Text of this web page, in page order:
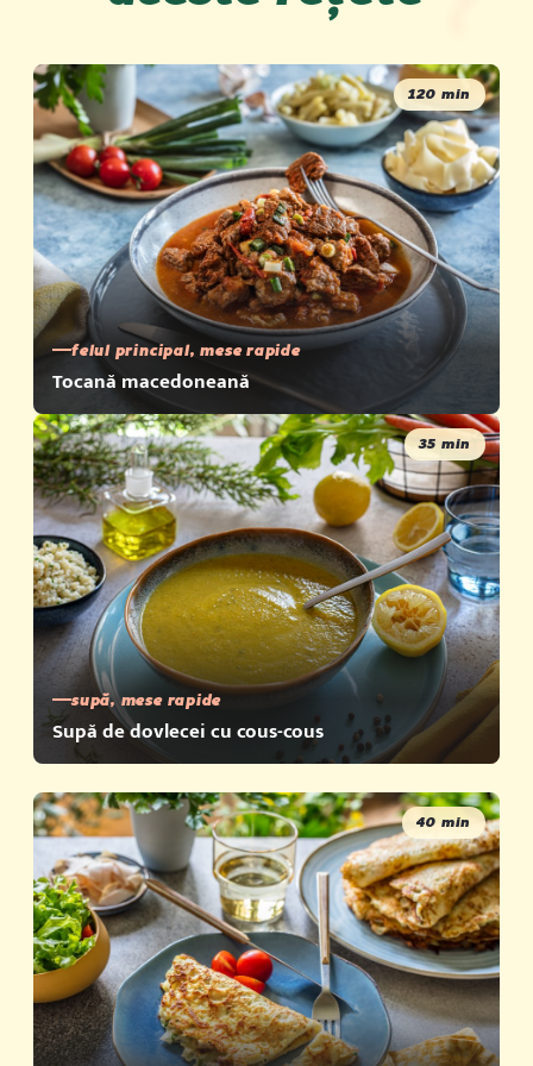
Sare
56.9 g
Sursă: Podravka d.d. Pe 100 g a produsului
120 min
felul principal, mese rapide
Tocană macedoneană
35 min
supă, mese rapide
Supă de dovlecei cu cous-cous
40 min